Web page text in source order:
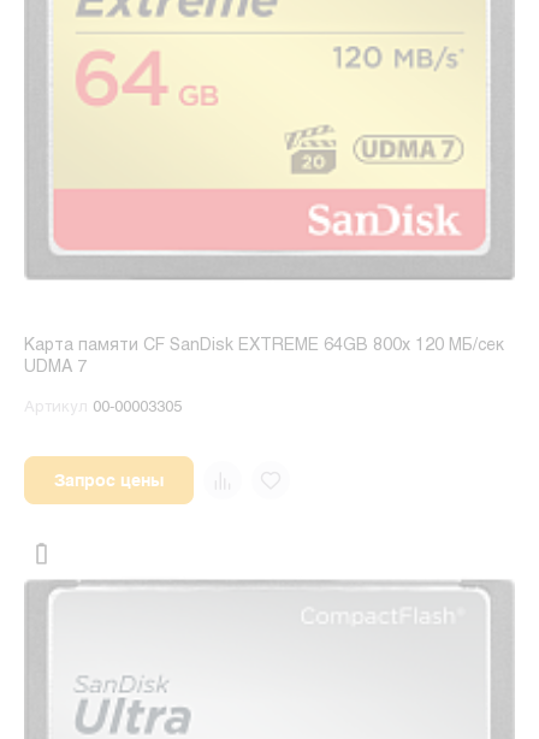
Карта памяти CF SanDisk EXTREME 64GB 800x 120 МБ/сек
UDMA 7
Артикул 00-00003305
Запрос цены